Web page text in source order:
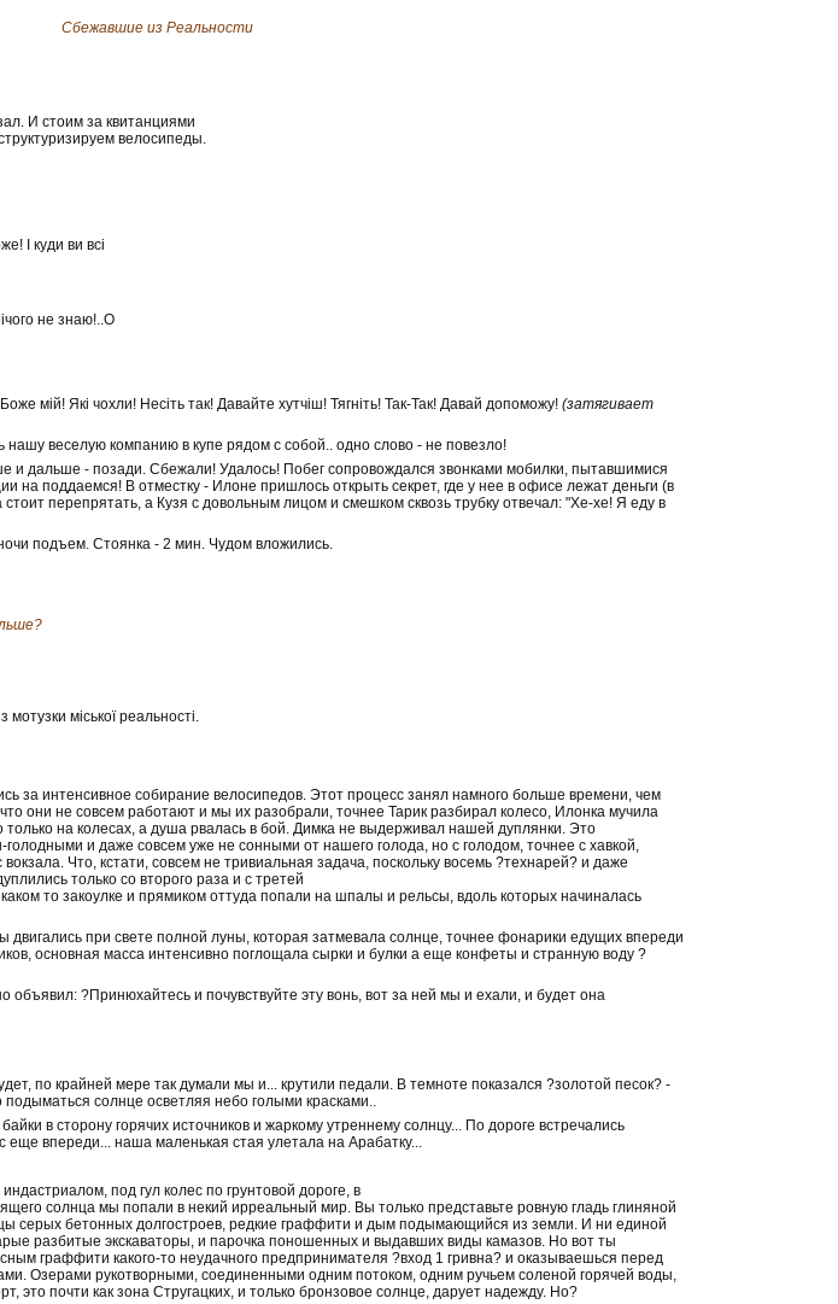
Сбежавшие из Реальности
И стоим за квитанциями
велосипеды.
І куди ви всі
не знаю!..О
мій! Які чохли! Несіть так! Давайте хутчіш! Тягніть! Так-Так! Давай допоможу! (затягивает
веселую компанию в купе рядом с собой.. одно слово - не повезло!
и дальше - позади. Сбежали! Удалось! Побег сопровождался звонками мобилки, пытавшимися
на поддаемся! В отместку - Илоне пришлось открыть секрет, где у нее в офисе лежат деньги (в
перепрятать, а Кузя с довольным лицом и смешком сквозь трубку отвечал: "Хе-хе! Я еду в
подъем. Стоянка - 2 мин. Чудом вложились.
міської реальності.
за интенсивное собирание велосипедов. Этот процесс занял намного больше времени, чем
они не совсем работают и мы их разобрали, точнее Тарик разбирал колесо, Илонка мучила
на колесах, а душа рвалась в бой. Димка не выдерживал нашей дуплянки. Это
и даже совсем уже не сонными от нашего голода, но с голодом, точнее с хавкой,
Что, кстати, совсем не тривиальная задача, поскольку восемь ?технарей? и даже
только со второго раза и с третей
то закоулке и прямиком оттуда попали на шпалы и рельсы, вдоль которых начиналась
двигались при свете полной луны, которая затмевала солнце, точнее фонарики едущих впереди
основная масса интенсивно поглощала сырки и булки а еще конфеты и странную воду ?
?Принюхайтесь и почувствуйте эту вонь, вот за ней мы и ехали, и будет она
по крайней мере так думали мы и... крутили педали. В темноте показался ?золотой песок? -
солнце осветляя небо голыми красками..
в сторону горячих источников и жаркому утреннему солнцу... По дороге встречались
впереди... наша маленькая стая улетала на Арабатку...
под гул колес по грунтовой дороге, в
солнца мы попали в некий ирреальный мир. Вы только представьте ровную гладь глиняной
серых бетонных долгостроев, редкие граффити и дым подымающийся из земли. И ни единой
разбитые экскаваторы, и парочка поношенных и выдавших виды камазов. Но вот ты
граффити какого-то неудачного предпринимателя ?вход 1 гривна? и оказываешься перед
Озерами рукотворными, соединенными одним потоком, одним ручьем соленой горячей воды,
это почти как зона Стругацких, и только бронзовое солнце, дарует надежду. Но?